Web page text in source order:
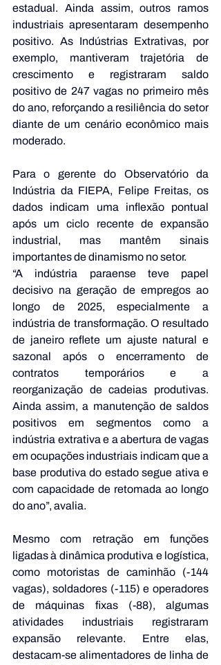
estadual. Ainda assim, outros ramos
industriais apresentaram desempenho
positivo. As Indústrias Extrativas, por
exemplo, mantiveram trajetória de
crescimento e registraram saldo
positivo de 247 vagas no primeiro mês
do ano, reforçando a resiliência do setor
diante de um cenário econômico mais
moderado.
Para o gerente do Observatório da
Indústria da FIEPA, Felipe Freitas, os
dados indicam uma inflexão pontual
após um ciclo recente de expansão
industrial, mas mantêm sinais
importantes de dinamismo no setor.
“A indústria paraense teve papel
decisivo na geração de empregos ao
longo de 2025, especialmente a
indústria de transformação. O resultado
de janeiro reflete um ajuste natural e
sazonal após o encerramento de
contratos temporários e a
reorganização de cadeias produtivas.
Ainda assim, a manutenção de saldos
positivos em segmentos como a
indústria extrativa e a abertura de vagas
em ocupações industriais indicam que a
base produtiva do estado segue ativa e
com capacidade de retomada ao longo
do ano”, avalia.
Mesmo com retração em funções
ligadas à dinâmica produtiva e logística,
como motoristas de caminhão (-144
vagas), soldadores (-115) e operadores
de máquinas fixas (-88), algumas
atividades industriais registraram
expansão relevante. Entre elas,
destacam-se alimentadores de linha de